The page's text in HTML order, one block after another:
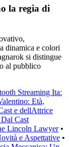
la regia di
dinamica e colori
si distingue
al pubblico
Streaming Ita:
Età,
e dellAttrice
Cast
Lincoln Lawyer•
e Aspettative •